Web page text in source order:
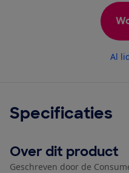
Al
Specificaties
Over dit product
Geschreven door de